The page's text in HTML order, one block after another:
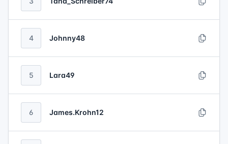
4 Johnny48
5 Lara49
6 James.Krohn12